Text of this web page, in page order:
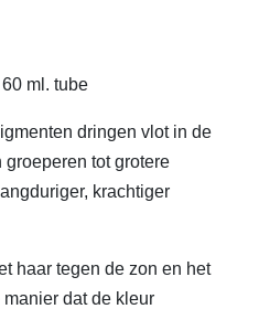
ml. tube
dringen vlot in de
groeperen tot grotere
krachtiger
haar tegen de zon en het
manier dat de kleur